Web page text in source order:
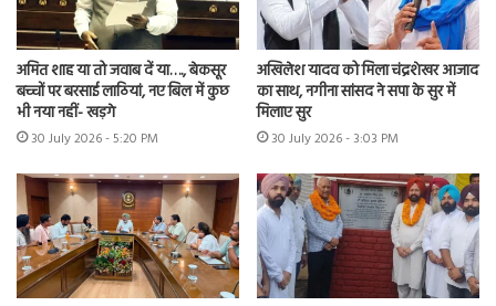
अमित शाह या तो जवाब दें या…., बेकसूर
बच्चों पर बरसाई लाठियां, नए बिल में कुछ
भी नया नहीं- खड़गे
30 July 2026 - 5:20 PM
अखिलेश यादव को मिला चंद्रशेखर आजाद
का साथ, नगीना सांसद ने सपा के सुर में
मिलाए सुर
30 July 2026 - 3:03 PM